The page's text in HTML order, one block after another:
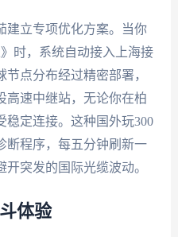
建立专项优化方案。当你
时，系统自动接入上海接
点分布经过精密部署，
高速中继站，无论你在柏
稳定连接。这种国外玩300
断程序，每五分钟刷新一
突发的国际光缆波动。
体验